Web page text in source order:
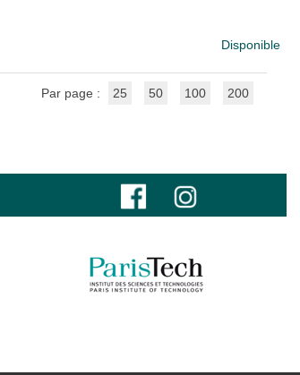
Disponible
Par page : 25 50 100 200